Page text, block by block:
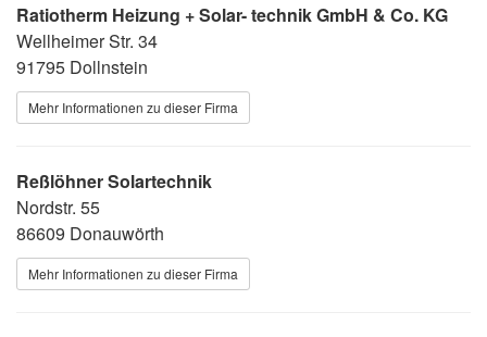
Ratiotherm Heizung + Solar- technik GmbH & Co. KG
Wellheimer Str. 34
91795 Dollnstein
Mehr Informationen zu dieser Firma
Reßlöhner Solartechnik
Nordstr. 55
86609 Donauwörth
Mehr Informationen zu dieser Firma